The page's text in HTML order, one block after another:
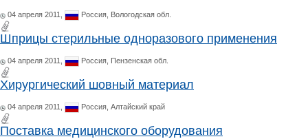
04 апреля 2011, Россия, Вологодская обл.
Шприцы стерильные одноразового применения
04 апреля 2011, Россия, Пензенская обл.
Хирургический шовный материал
04 апреля 2011, Россия, Алтайский край
Поставка медицинского оборудования